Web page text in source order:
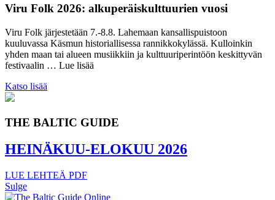
Viru Folk 2026: alkuperäiskulttuurien vuosi
Viru Folk järjestetään 7.-8.8. Lahemaan kansallispuistoon
kuuluvassa Käsmun historiallisessa rannikkokylässä. Kulloinkin
yhden maan tai alueen musiikkiin ja kulttuuriperintöön keskittyvän
festivaalin … Lue lisää
Katso lisää
THE BALTIC GUIDE
HEINÄKUU-ELOKUU 2026
LUE LEHTEÄ PDF
Sulge